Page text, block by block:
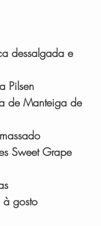
dessalgada e
Pilsen
de Manteiga de
Sweet Grape
à gosto